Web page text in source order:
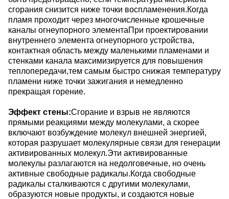
сгорания снизится ниже точки воспламенения.Когда
пламя проходит через многочисленные крошечные
каналы огнеупорного элементаПри проектировании
внутреннего элемента огнеупорного устройства,
контактная область между маленькими пламенами и
стенками канала максимизируется для повышения
теплопередачи,тем самым быстро снижая температуру
пламени ниже точки зажигания и немедленно
прекращая горение.
Эффект стены:Сгорание и взрыв не являются
прямыми реакциями между молекулами, а скорее
включают возбуждение молекул внешней энергией,
которая разрушает молекулярные связи для генерации
активированных молекул.Эти активированные
молекулы разлагаются на недолговечные, но очень
активные свободные радикалы.Когда свободные
радикалы сталкиваются с другими молекулами,
образуются новые продукты, и создаются новые